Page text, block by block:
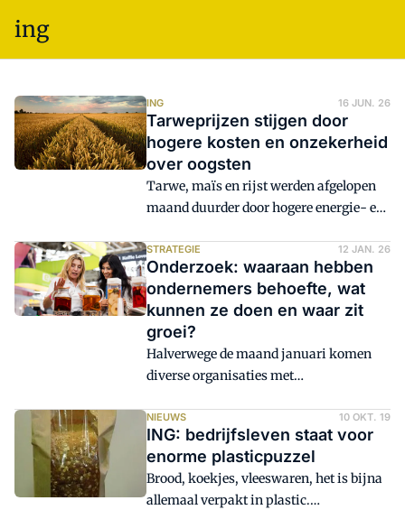
ing
ING 16 JUN. 26
Tarweprijzen stijgen door
hogere kosten en onzekerheid
over oogsten
Tarwe, maïs en rijst werden afgelopen
maand duurder door hogere energie- en
oogsten en geopolitieke spanningen. De
FAO verwacht voor het komende seizoen
een lagere wereldwijde graanproductie,
terwijl ING wijst op toenemende risico's
voor de agrarische markten.
STRATEGIE 12 JAN. 26
Onderzoek: waaraan hebben
ondernemers behoefte, wat
kunnen ze doen en waar zit
groei?
Halverwege de maand januari komen
diverse organisaties met
voedingsindustrie. Group7 bevroeg in
aanloop naar de Horecava, die vandaag
van start gaat, ruim duizend beslissers
in de horeca naar hun behoeften. FSIN
komt met bemoedigende cijfers over
NIEUWS 10 OKT. 19
ING: bedrijfsleven staat voor
enorme plasticpuzzel
Brood, koekjes, vleeswaren, het is bijna
allemaal verpakt in plastic.